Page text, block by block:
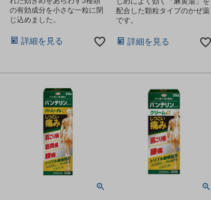
の有効成分を小さな一粒に閉
じ込めました。
詳細を見る
配合した顆粒タイプのかぜ薬
です。
詳細を見る